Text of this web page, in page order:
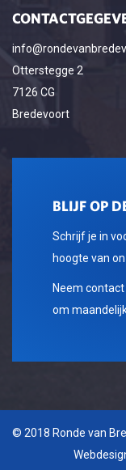
Otterstegge 2
7126 CG
Bredevoort
BLIJF OP
Schrijf je in
hoogte van
Neem
om
© 2018 Ronde van